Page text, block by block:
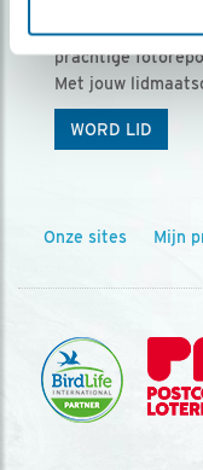
Vogels is het
prachtige
Met jouw
WORD LID
Onze sites Mijn